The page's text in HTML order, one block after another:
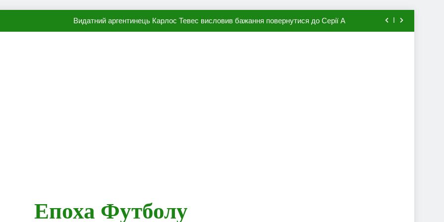
Видатний аргентинець Карлос Тевес висловив бажання повернутися до Серії А
Епоха Футболу